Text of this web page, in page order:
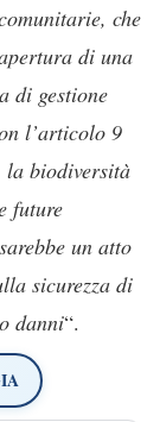
che
di una
di gestione
l’articolo 9
la biodiversità
future
un atto
sicurezza di
danni“.